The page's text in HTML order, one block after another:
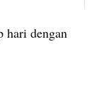
hari dengan